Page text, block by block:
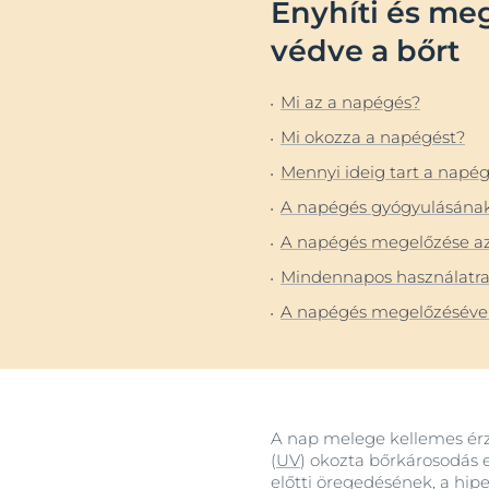
Fényvédelem
Izzadás
Enyhíti és
védve a bőrt
Mi az a napégés?
Mi okozza a napégést?
Mennyi ideig tart a
A napégés
A napégés megelőzése
Mindennapos
A napégés
A nap melege kellemes
(UV) okozta bőrkárosodás
előtti öregedésének, a